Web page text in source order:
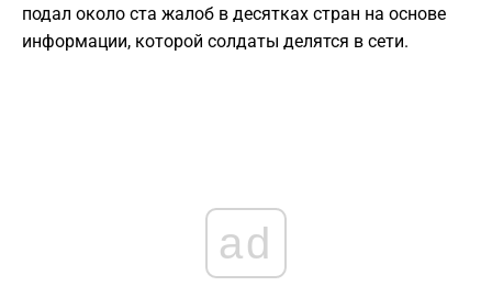
подал около ста жалоб в десятках стран на основе
информации, которой солдаты делятся в сети.
ad